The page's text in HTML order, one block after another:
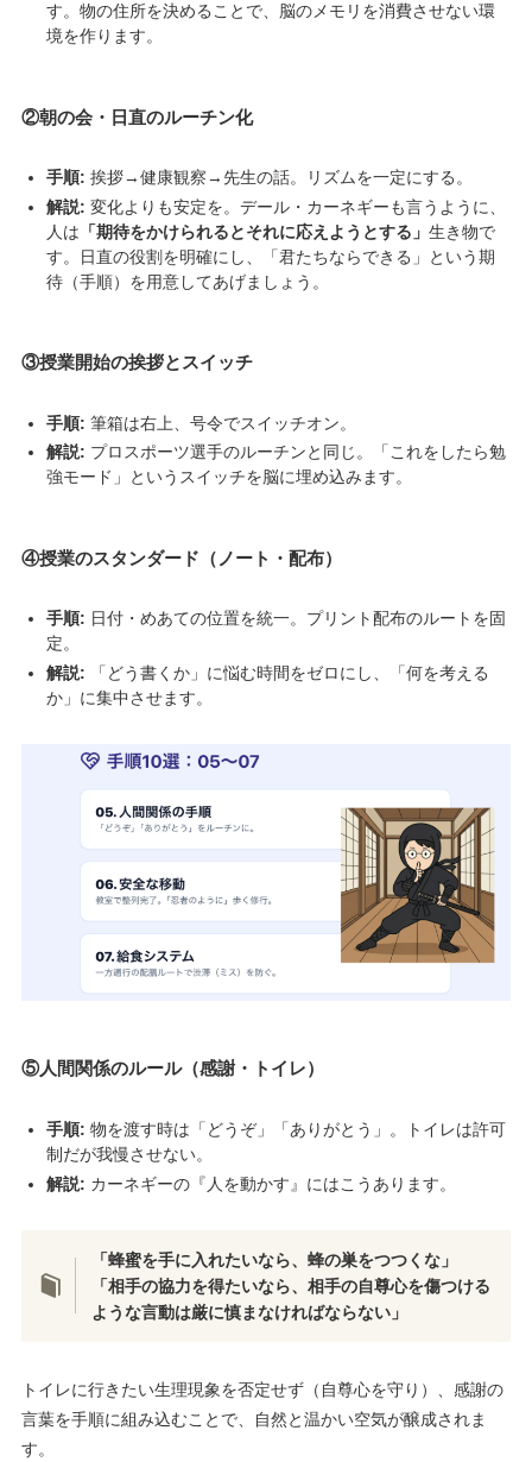
す。物の住所を決めることで、脳のメモリを消費させない環
境を作ります。
②朝の会・日直のルーチン化
手順: 挨拶→健康観察→先生の話。リズムを一定にする。
解説: 変化よりも安定を。デール・カーネギーも言うように、
人は 「期待をかけられるとそれに応えようとする」 生き物で
す。日直の役割を明確にし、「君たちならできる」という期
待（手順）を用意してあげましょう。
③授業開始の挨拶とスイッチ
手順: 筆箱は右上、号令でスイッチオン。
解説: プロスポーツ選手のルーチンと同じ。「これをしたら勉
強モード」というスイッチを脳に埋め込みます。
④授業のスタンダード（ノート・配布）
手順: 日付・めあての位置を統一。プリント配布のルートを固
定。
解説: 「どう書くか」に悩む時間をゼロにし、「何を考える
か」に集中させます。
⑤人間関係のルール（感謝・トイレ）
手順: 物を渡す時は「どうぞ」「ありがとう」。トイレは許可
制だが我慢させない。
解説: カーネギーの『人を動かす』にはこうあります。
「蜂蜜を手に入れたいなら、蜂の巣をつつくな」
「相手の協力を得たいなら、相手の自尊心を傷つける
ような言動は厳に慎まなければならない」
トイレに行きたい生理現象を否定せず（自尊心を守り）、感謝の
言葉を手順に組み込むことで、自然と温かい空気が醸成されま
す。